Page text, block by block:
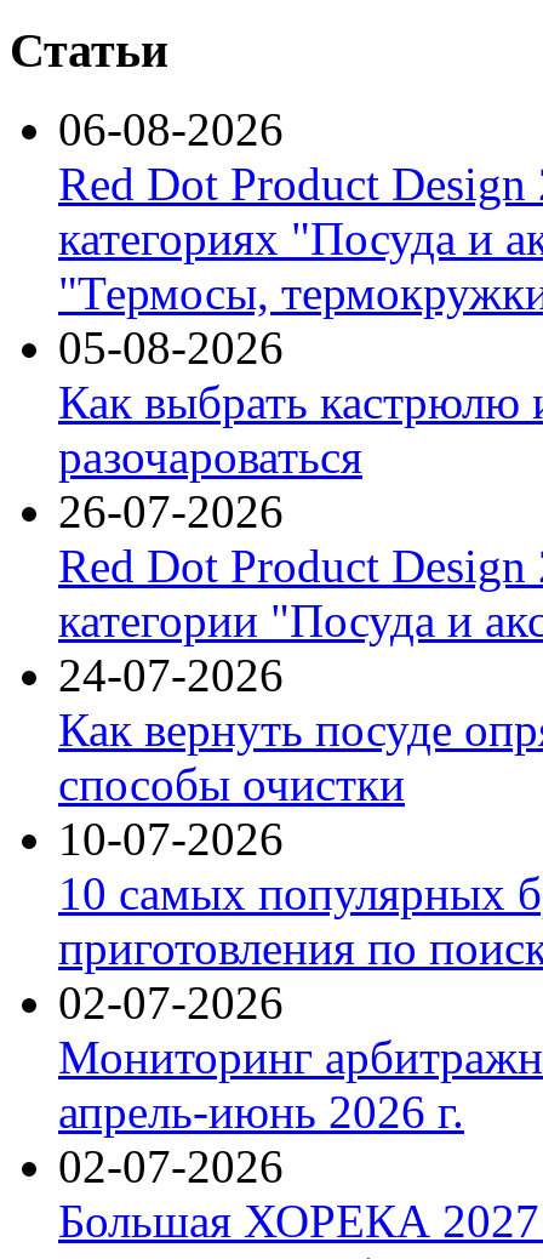
Статьи
06-08-2026
Red Dot Product Design
категориях "Посуда и
"Термосы,
05-08-2026
Как выбрать кастрюлю
разочароваться
26-07-2026
Red Dot Product Design
категории "Посуда и
24-07-2026
Как вернуть посуде
способы очистки
10-07-2026
10 самых популярных
приготовления по
02-07-2026
Мониторинг
апрель-июнь 2026 г.
02-07-2026
Большая ХОРЕКА 2027: